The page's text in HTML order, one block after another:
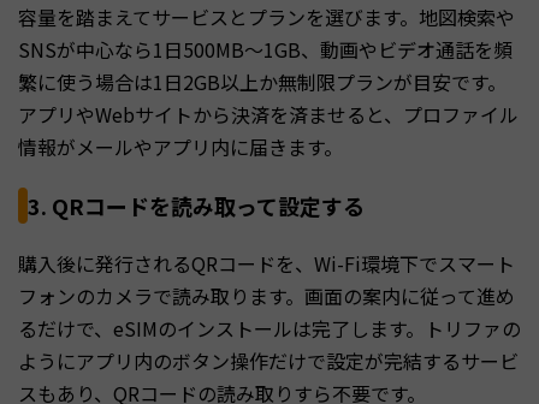
容量を踏まえてサービスとプランを選びます。地図検索や
SNSが中心なら1日500MB〜1GB、動画やビデオ通話を頻
繁に使う場合は1日2GB以上か無制限プランが目安です。
アプリやWebサイトから決済を済ませると、プロファイル
情報がメールやアプリ内に届きます。
3. QRコードを読み取って設定する
購入後に発行されるQRコードを、Wi-Fi環境下でスマート
フォンのカメラで読み取ります。画面の案内に従って進め
るだけで、eSIMのインストールは完了します。トリファの
ようにアプリ内のボタン操作だけで設定が完結するサービ
スもあり、QRコードの読み取りすら不要です。